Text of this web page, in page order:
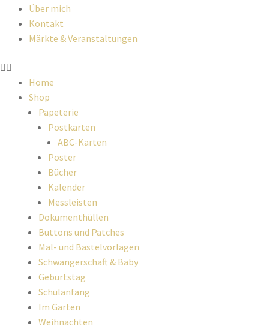
Über mich
Kontakt
Märkte & Veranstaltungen
Home
Shop
Papeterie
Postkarten
ABC-Karten
Poster
Bücher
Kalender
Messleisten
Dokumenthüllen
Buttons und Patches
Mal- und Bastelvorlagen
Schwangerschaft & Baby
Geburtstag
Schulanfang
Im Garten
Weihnachten